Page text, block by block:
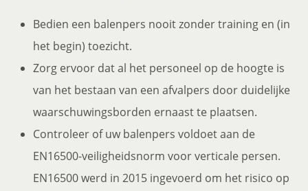
Bedien een balenpers nooit zonder training en (in
het begin) toezicht.
Zorg ervoor dat al het personeel op de hoogte is
van het bestaan van een afvalpers door duidelijke
waarschuwingsborden ernaast te plaatsen.
Controleer of uw balenpers voldoet aan de
EN16500-veiligheidsnorm voor verticale persen.
EN16500 werd in 2015 ingevoerd om het risico op